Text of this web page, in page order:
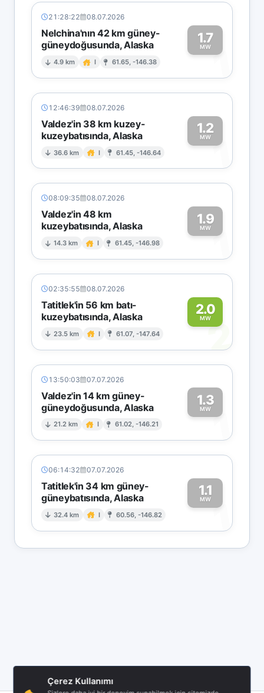
21:28:22 08.07.2026
Nelchina'nın 42 km güney-
güneydoğusunda, Alaska
4.9 km I 61.65, -146.38
1.7
MW1
12:46:39 08.07.2026
Valdez'in 38 km kuzey-
kuzeybatısında, Alaska
36.6 km I 61.45, -146.64
1.2
MW1
08:09:35 08.07.2026
Valdez'in 48 km
kuzeybatısında, Alaska
14.3 km I 61.45, -146.98
1.9
MW1
02:35:55 08.07.2026
Tatitlek'in 56 km batı-
kuzeybatısında, Alaska
23.5 km I 61.07, -147.64
2.0
MW2
13:50:03 07.07.2026
Valdez'in 14 km güney-
güneydoğusunda, Alaska
21.2 km I 61.02, -146.21
1.3
MW1
06:14:32 07.07.2026
Tatitlek'in 34 km güney-
güneybatısında, Alaska
32.4 km I 60.56, -146.82
1.1
MW1
Çerez Kullanımı